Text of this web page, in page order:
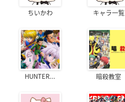
ちいかわ キャラ一覧
HUNTER... 暗殺教室